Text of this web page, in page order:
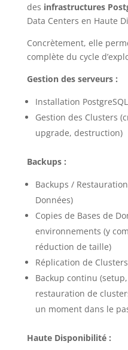
des infrastructures
Data Centers en Haute
Concrètement, elle
complète du cycle
Gestion des serveurs :
Installation
Gestion des Clusters
upgrade, destruction)
Backups :
Backups /
Données)
Copies de Bases de
environnements (y
réduction de taille)
Réplication de
Backup continu
restauration de
un moment dans le
Haute Disponibilité :